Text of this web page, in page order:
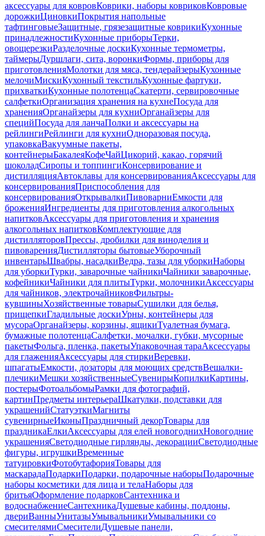
аксессуары для ковровКоврики, наборы ковриковКовровые
дорожкиЦиновкиПокрытия напольные
тафтинговыеЗащитные, грязезащитные коврикиКухонные
принадлежностиКухонные приборыТерки,
овощерезкиРазделочные доскиКухонные термометры,
таймерыДуршлаги, сита, воронкиФормы, приборы для
приготовленияМолотки для мяса, тендерайзерыКухонные
мелочиМискиКухонный текстильКухонные фартуки,
прихваткиКухонные полотенцаСкатерти, сервировочные
салфеткиОрганизация хранения на кухнеПосуда для
храненияОрганайзеры для кухниОрганайзеры для
специйПосуда для ланчаПолки и аксессуары на
рейлингиРейлинги для кухниОдноразовая посуда,
упаковкаВакуумные пакеты,
контейнерыБакалеяКофеЧайЦикорий, какао, горячий
шоколадСиропы и топпингиКонсервирование и
дистилляцияАвтоклавы для консервированияАксессуары для
консервированияПриспособления для
консервированияОткрывалкиПивоварниЕмкости для
броженияИнгредиенты для приготовления алкогольных
напитковАксессуары для приготовления и хранения
алкогольных напитковКомплектующие для
дистилляторовПрессы, дробилки для виноделия и
пивоваренияДистилляторы бытовыеУборочный
инвентарьШвабры, насадкиВедра, тазы для уборкиНаборы
для уборкиТурки, заварочные чайникиЧайники заварочные,
кофейникиЧайники для плитыТурки, молочникиАксессуары
для чайников, электрочайниковФильтры-
кувшиныХозяйственные товарыСушилки для белья,
прищепкиГладильные доскиУрны, контейнеры для
мусораОрганайзеры, корзины, ящикиТуалетная бумага,
бумажные полотенцаСалфетки, мочалки, губки, мусорные
пакетыФольга, пленка, пакетыУпаковочная тараАксессуары
для глаженияАксессуары для стиркиВеревки,
шпагатыЕмкости, дозаторы для моющих средствВешалки-
плечикиМешки хозяйственныеСувенирыКопилкиКартины,
постерыФотоальбомыРамки для фотографий,
картинПредметы интерьераШкатулки, подставки для
украшенийСтатуэткиМагниты
сувенирныеИконыПраздничный декорТовары для
праздникаЕлкиАксессуары для елей новогоднихНовогодние
украшенияСветодиодные гирлянды, декорацииСветодиодные
фигуры, игрушкиВременные
татуировкиФотобутафорияТовары для
маскарадаПодаркиПодарки, подарочные наборыПодарочные
наборы косметики для лица и телаНаборы для
бритьяОформление подарковСантехника и
водоснабжениеСантехникаДушевые кабины, поддоны,
двериВанныУнитазыУмывальникиУмывальники со
смесителямиСмесителиДушевые панели,